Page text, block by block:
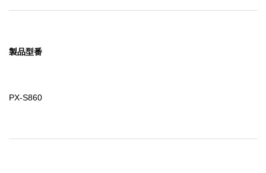
製品型番
PX-S860